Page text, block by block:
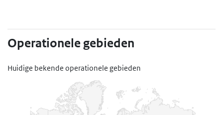
Operationele gebieden
Huidige bekende operationele gebieden
Afghanistan, India, Pakistan,